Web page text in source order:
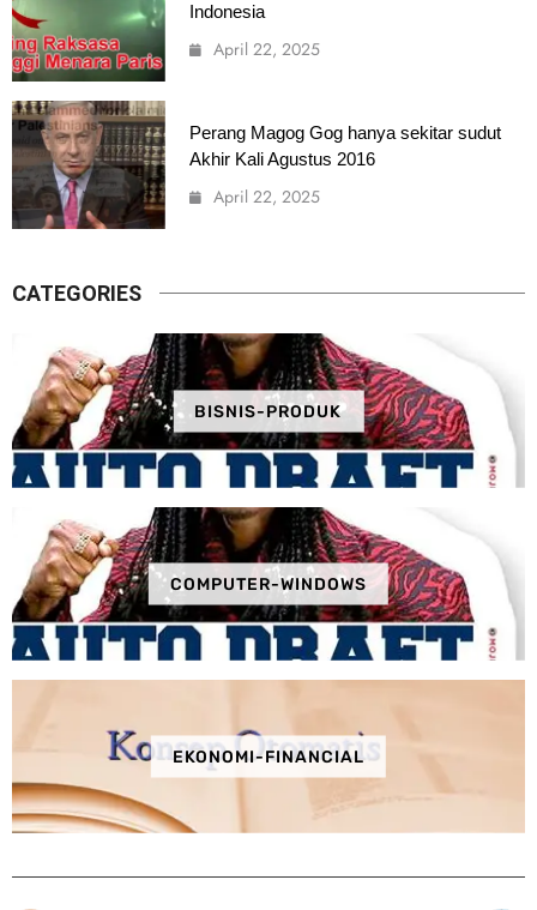
Indonesia
April 22, 2025
Perang Magog Gog hanya sekitar sudut
Akhir Kali Agustus 2016
April 22, 2025
CATEGORIES
BISNIS-PRODUK
COMPUTER-WINDOWS
EKONOMI-FINANCIAL